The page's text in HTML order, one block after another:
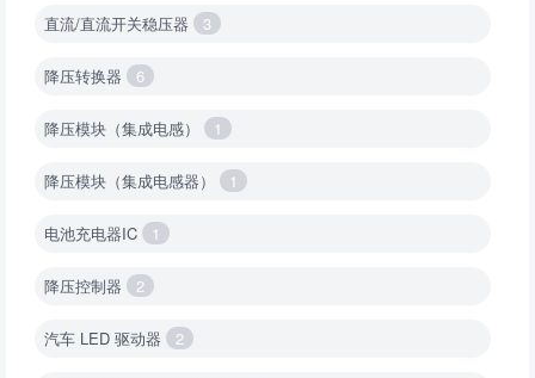
直流/直流开关稳压器 3
降压转换器 6
降压模块（集成电感） 1
降压模块（集成电感器） 1
电池充电器IC 1
降压控制器 2
汽车 LED 驱动器 2